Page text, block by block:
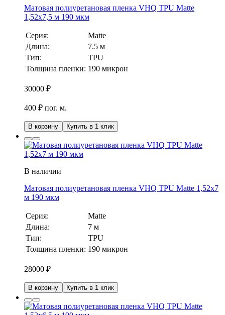
Матовая полиуретановая пленка VHQ TPU Matte
1,52х7,5 м 190 мкм
Серия:
Matte
Длина:
7.5 м
Тип:
TPU
Толщина пленки: 190 микрон
30000 ₽
400 ₽ пог. м.
В корзину Купить в 1 клик
В наличии
Матовая полиуретановая пленка VHQ TPU Matte 1,52х7
м 190 мкм
Серия:
Matte
Длина:
7 м
Тип:
TPU
Толщина пленки: 190 микрон
28000 ₽
В корзину Купить в 1 клик